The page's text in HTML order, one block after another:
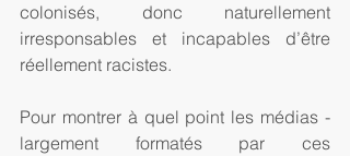
colonisés, donc naturellement
irresponsables et incapables d’être
réellement racistes.
Pour montrer à quel point les médias -
largement formatés par ces